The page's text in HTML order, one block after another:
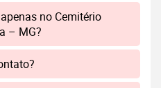
no Cemitério
– MG?